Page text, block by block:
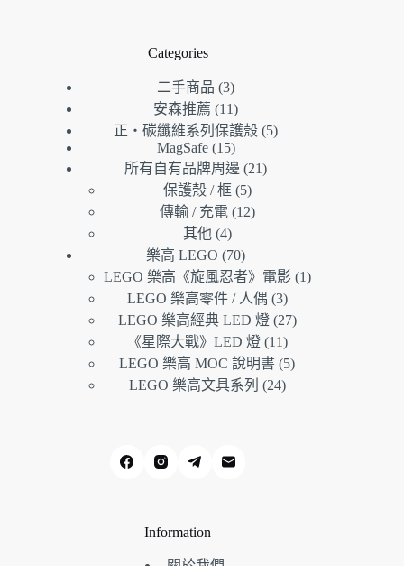
Categories
二手商品 33
個
產
品
安森推薦 1111
個
產
品
正・碳纖維系列保護殼 55
MagSafe 1515
個
產
品
所有自有品牌周邊 2121
保護殼 / 框 55
個
傳輸 / 充電 1212
品
其他 44
個
產
品
樂高 LEGO 7070
個
產
品
LEGO 樂高《旋風忍者》電影 11
LEGO 樂高零件 / 人偶 33
個
產
品
LEGO 樂高經典 LED 燈 2727
產
《星際大戰》LED 燈 1111
個
產
LEGO 樂高 MOC 說明書 55
LEGO 樂高文具系列 2424
Information